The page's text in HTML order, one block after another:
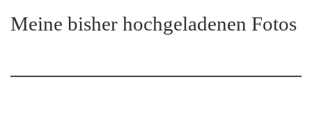
Meine bisher hochgeladenen Fotos